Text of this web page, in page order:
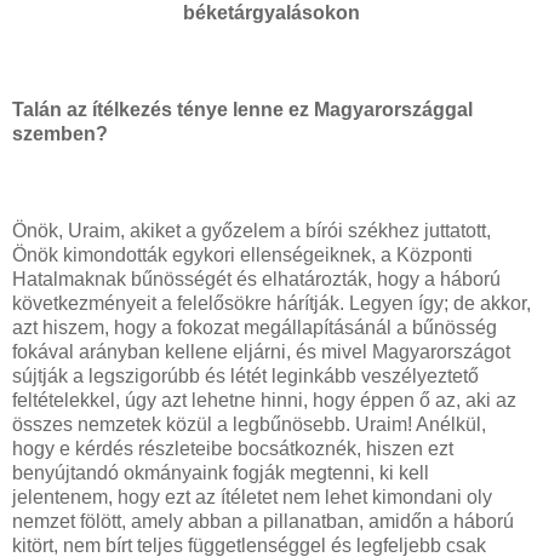
béketárgyalásokon
Talán az ítélkezés ténye lenne ez Magyarországgal
szemben?
Önök, Uraim, akiket a győzelem a bírói székhez juttatott,
Önök kimondották egykori ellenségeiknek, a Központi
Hatalmaknak bűnösségét és elhatározták, hogy a háború
következményeit a felelősökre hárítják. Legyen így; de akkor,
azt hiszem, hogy a fokozat megállapításánál a bűnösség
fokával arányban kellene eljárni, és mivel Magyarországot
sújtják a legszigorúbb és létét leginkább veszélyeztető
feltételekkel, úgy azt lehetne hinni, hogy éppen ő az, aki az
összes nemzetek közül a legbűnösebb. Uraim! Anélkül,
hogy e kérdés részleteibe bocsátkoznék, hiszen ezt
benyújtandó okmányaink fogják megtenni, ki kell
jelentenem, hogy ezt az ítéletet nem lehet kimondani oly
nemzet fölött, amely abban a pillanatban, amidőn a háború
kitört, nem bírt teljes függetlenséggel és legfeljebb csak